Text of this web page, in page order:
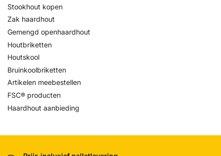
Stookhout kopen
Zak haardhout
Gemengd openhaardhout
Houtbriketten
Houtskool
Bruinkoolbriketten
Artikelen meebestellen
FSC® producten
Haardhout aanbieding